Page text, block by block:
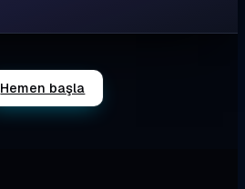
Hemen başla